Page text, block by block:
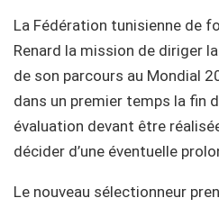
La Fédération tunisienne de
Renard la mission de diriger
de son parcours au Mondial
dans un premier temps la fin
évaluation devant être
décider d’une éventuelle
Le nouveau sélectionneur